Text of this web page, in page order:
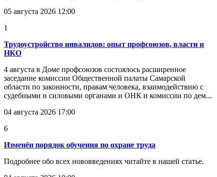
05 августа 2026 12:00
1
Трудоустройство инвалидов: опыт профсоюзов, власти и
НКО
4 августа в Доме профсоюзов состоялось расширенное
заседание комиссии Общественной палаты Самарской
области по законности, правам человека, взаимодействию с
судебными и силовыми органами и ОНК и комиссии по дем...
04 августа 2026 17:00
6
Изменён порядок обучения по охране труда
Подробнее обо всех нововведениях читайте в нашей статье.